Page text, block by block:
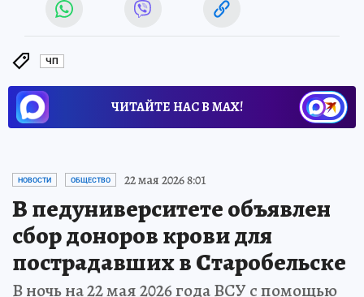
ЧП
ЧИТАЙТЕ НАС В МАХ!
НОВОСТИ ОБЩЕСТВО 22 мая 2026 8:01
В педуниверситете объявлен
сбор доноров крови для
пострадавших в Старобельске
В ночь на 22 мая 2026 года ВСУ с помощью